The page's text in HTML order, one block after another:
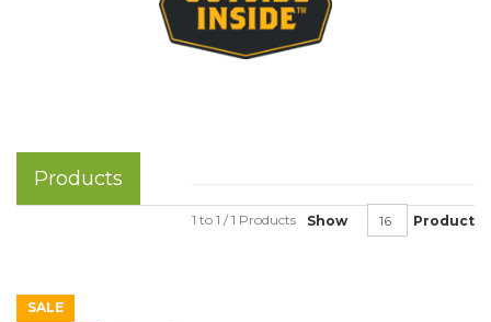
Products
Show Product
1 to 1 / 1 Products
SALE